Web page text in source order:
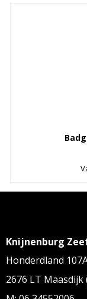
Knijnenburg
Honderdland
2676 LT Maasdijk